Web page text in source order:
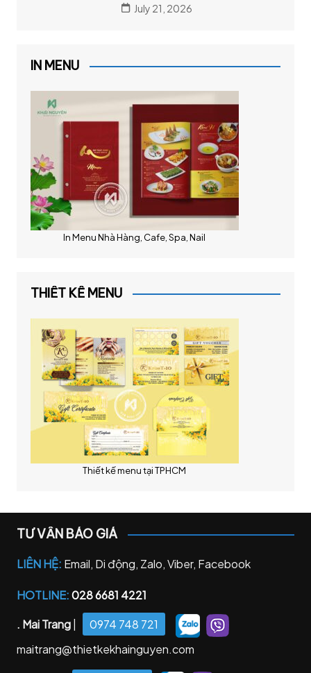
July 21, 2026
IN MENU
In Menu Nhà Hàng, Cafe, Spa, Nail
THIẾT KẾ MENU
Thiết kế menu tại TPHCM
TƯ VẤN BÁO GIÁ
LIÊN HỆ: Email, Di động, Zalo, Viber, Facebook
HOTLINE:028 6681 4221
. Mai Trang|
0974 748 721
maitrang@thietkekhainguyen.com